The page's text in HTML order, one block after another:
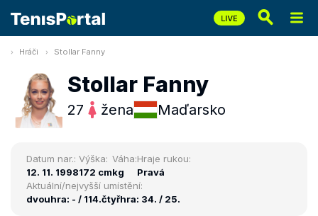
Hráči Stollar Fanny
Stollar Fanny
27 žena Maďarsko
Datum nar.:
12. 11. 1998
Výška:
172 cm
Váha:
kg
Hraje rukou:
Pravá
Aktuální/nejvyšší umístění:
dvouhra: - / 114.čtyřhra: 34. / 25.